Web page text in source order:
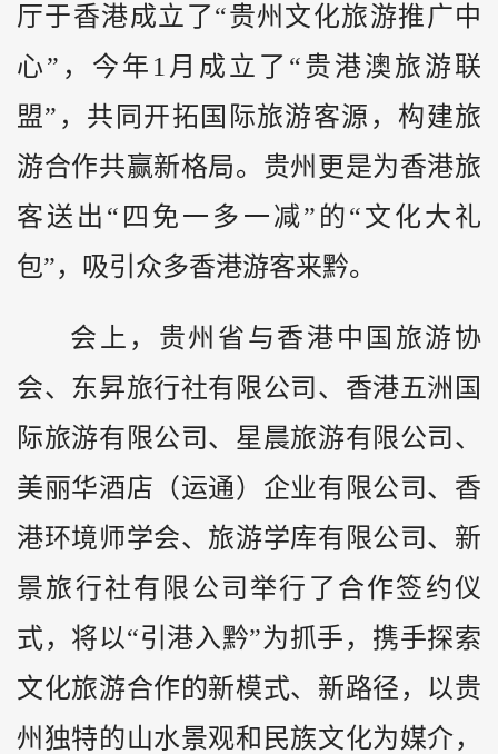
厅于香港成立了“贵州文化旅游推广中
心”，今年1月成立了“贵港澳旅游联
盟”，共同开拓国际旅游客源，构建旅
游合作共赢新格局。贵州更是为香港旅
客送出“四免一多一减”的“文化大礼
包”，吸引众多香港游客来黔。
会上，贵州省与香港中国旅游协
会、东昇旅行社有限公司、香港五洲国
际旅游有限公司、星晨旅游有限公司、
美丽华酒店（运通）企业有限公司、香
港环境师学会、旅游学库有限公司、新
景旅行社有限公司举行了合作签约仪
式，将以“引港入黔”为抓手，携手探索
文化旅游合作的新模式、新路径，以贵
州独特的山水景观和民族文化为媒介，